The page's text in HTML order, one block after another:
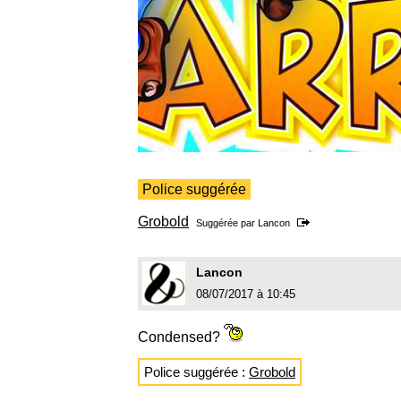
Police suggérée
Grobold Suggérée par Lancon
Lancon
08/07/2017 à 10:45
Condensed?
Police suggérée : Grobold